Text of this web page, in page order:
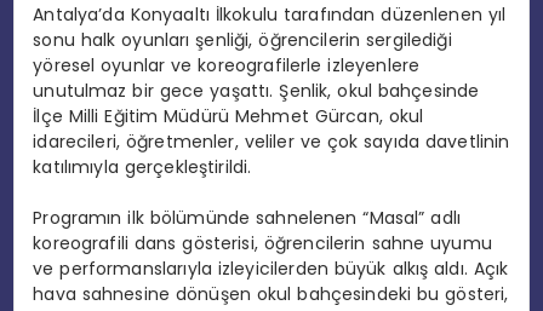
Antalya’da Konyaaltı İlkokulu tarafından düzenlenen yıl
sonu halk oyunları şenliği, öğrencilerin sergilediği
yöresel oyunlar ve koreografilerle izleyenlere
unutulmaz bir gece yaşattı. Şenlik, okul bahçesinde
İlçe Milli Eğitim Müdürü Mehmet Gürcan, okul
idarecileri, öğretmenler, veliler ve çok sayıda davetlinin
katılımıyla gerçekleştirildi.
Programın ilk bölümünde sahnelenen “Masal” adlı
koreografili dans gösterisi, öğrencilerin sahne uyumu
ve performanslarıyla izleyicilerden büyük alkış aldı. Açık
hava sahnesine dönüşen okul bahçesindeki bu gösteri,